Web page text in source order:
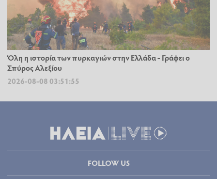
Όλη η ιστορία των πυρκαγιών στην Ελλάδα - Γράφει ο
Σπύρος Αλεξίου
2026-08-08 03:51:55
FOLLOW US